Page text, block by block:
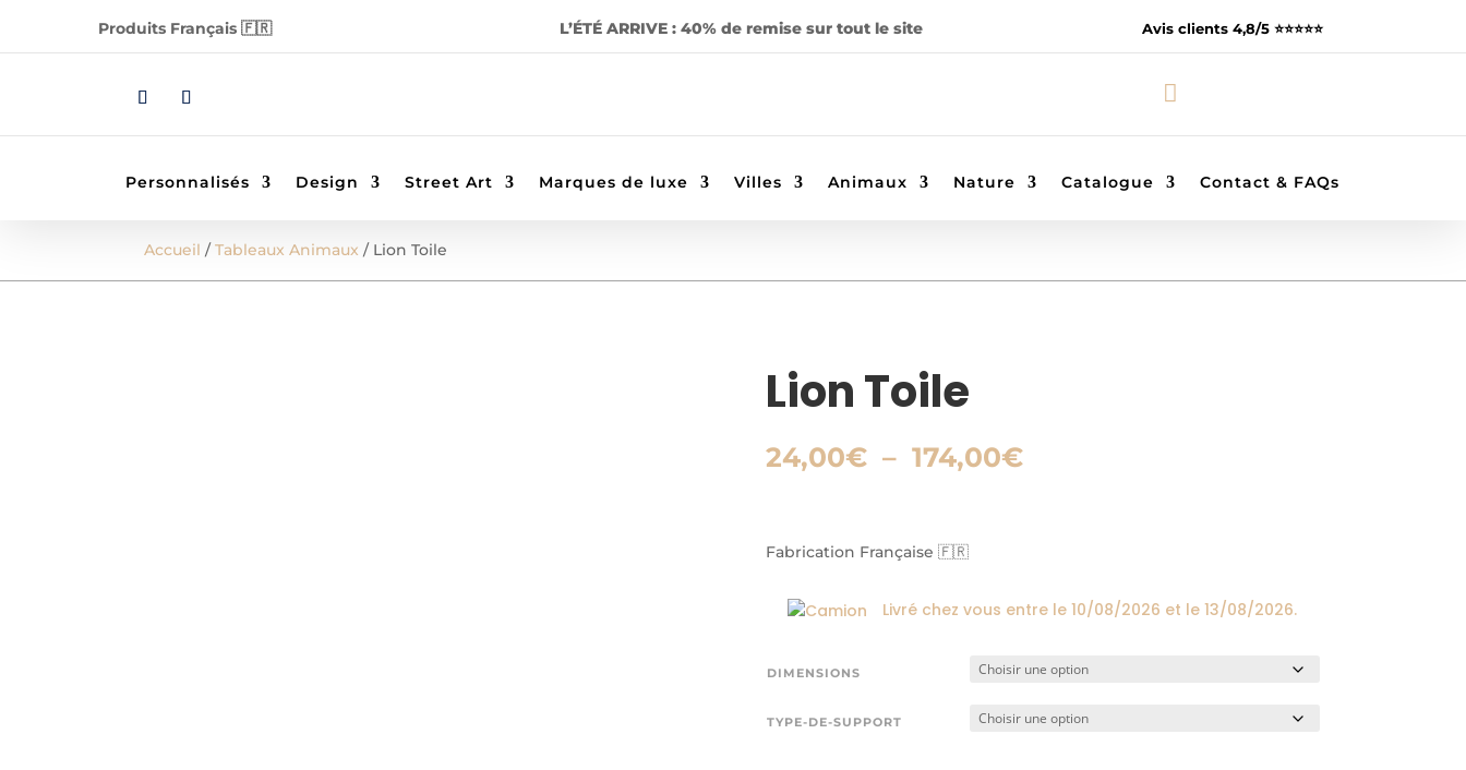
Produits Français 🇫🇷 L’ÉTÉ ARRIVE : 40% de remise sur tout le site Avis clients 4,8/5 ⭐️⭐️⭐️⭐️⭐️

Personnalisés Design Street Art Marques de luxe Villes Animaux Nature Catalogue Contact & FAQs
Accueil /Tableaux Animaux / Lion Toile
Lion Toile
24,00€ – 174,00€Plage
Fabrication Française 🇫🇷
Livré chez vous entre le10/08/2026 et le13/08/2026.
DIMENSIONS
TYPE-DE-SUPPORT